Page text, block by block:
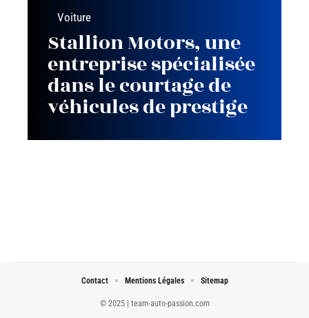
Voiture
Stallion Motors, une
entreprise spécialisée
dans le courtage de
véhicules de prestige
© 2025 | team-auto-passion.com
Contact Mentions Légales Sitemap